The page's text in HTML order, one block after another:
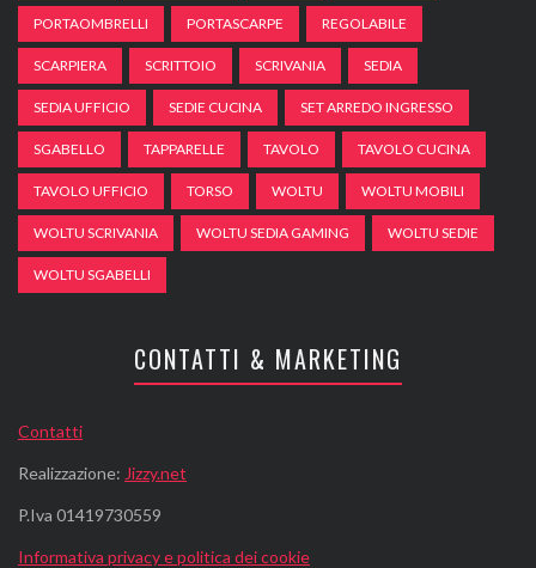
PORTAOMBRELLI PORTASCARPE REGOLABILE
SCARPIERA SCRITTOIO SCRIVANIA SEDIA
SEDIA UFFICIO SEDIE CUCINA SET ARREDO INGRESSO
SGABELLO TAPPARELLE TAVOLO TAVOLO CUCINA
TAVOLO UFFICIO TORSO WOLTU WOLTU MOBILI
WOLTU SCRIVANIA WOLTU SEDIA GAMING WOLTU SEDIE
WOLTU SGABELLI
CONTATTI & MARKETING
Contatti
Realizzazione: Jizzy.net
P.Iva 01419730559
Informativa privacy e politica dei cookie